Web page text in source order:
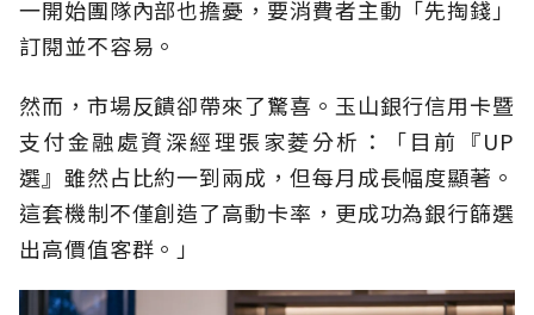
一開始團隊內部也擔憂，要消費者主動「先掏錢」
訂閱並不容易。
然而，市場反饋卻帶來了驚喜。玉山銀行信用卡暨
支付金融處資深經理張家菱分析：「目前『UP
選』雖然占比約一到兩成，但每月成長幅度顯著。
這套機制不僅創造了高動卡率，更成功為銀行篩選
出高價值客群。」